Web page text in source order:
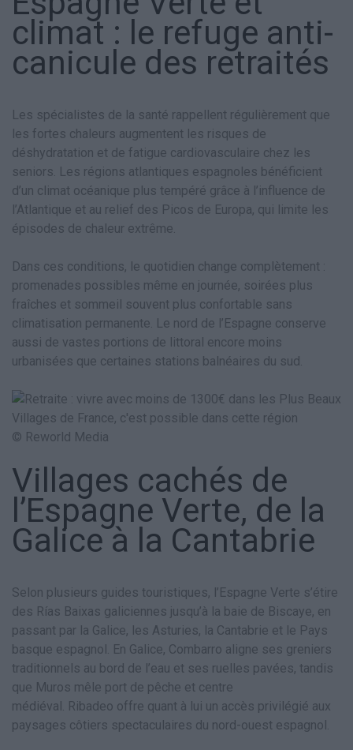
climat : le refuge anti-
canicule des retraités
Les spécialistes de la santé rappellent régulièrement que
les fortes chaleurs augmentent les risques de
déshydratation et de fatigue cardiovasculaire chez les
seniors. Les régions atlantiques espagnoles bénéficient
d’un climat océanique plus tempéré grâce à l’influence de
l’Atlantique et au relief des Picos de Europa, qui limite les
épisodes de chaleur extrême.
Dans ces conditions, le quotidien change complètement :
promenades possibles même en journée, soirées plus
fraîches et sommeil souvent plus confortable sans
climatisation permanente. Le nord de l’Espagne conserve
aussi de vastes portions de littoral encore moins
urbanisées que certaines stations balnéaires du sud.
© Reworld Media
Villages cachés de
l’Espagne Verte, de la
Galice à la Cantabrie
Selon plusieurs guides touristiques, l’Espagne Verte s’étire
des Rías Baixas galiciennes jusqu’à la baie de Biscaye, en
passant par la Galice, les Asturies, la Cantabrie et le Pays
basque espagnol. En Galice, Combarro aligne ses greniers
traditionnels au bord de l’eau et ses ruelles pavées, tandis
que Muros mêle port de pêche et centre
médiéval. Ribadeo offre quant à lui un accès privilégié aux
paysages côtiers spectaculaires du nord-ouest espagnol.